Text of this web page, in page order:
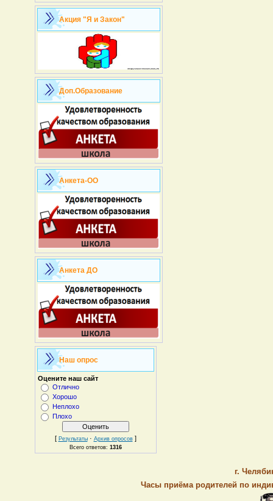
Акция "Я и Закон"
Доп.Образование
Анкета-ОО
Анкета ДО
Наш опрос
Оцените наш сайт
Отлично
Хорошо
Неплохо
Плохо
[ Результаты· Архив опросов]
Всего ответов: 1316
г.
Часы приёма родителей по